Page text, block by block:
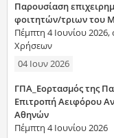
Παρουσίαση
φοιτητών/τριων του
Πέμπτη 4 Ιουνίου
Χρήσεων
04 Ιουν 2026
ΓΠΑ_Εορτασμός της
Επιτροπή Αειφόρου
Αθηνών
Πέμπτη 4 Ιουνίου 2026